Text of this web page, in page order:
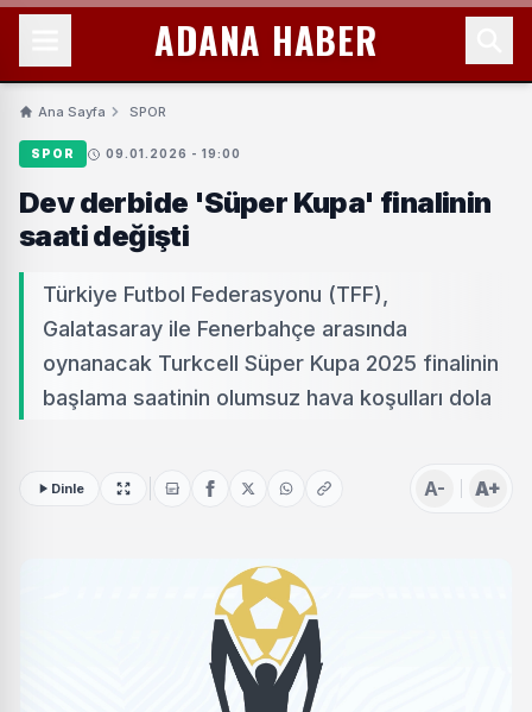
ADANA HABER
Ana Sayfa SPOR
SPOR 09.01.2026 - 19:00
Dev derbide 'Süper Kupa' finalinin
saati değişti
Türkiye Futbol Federasyonu (TFF),
Galatasaray ile Fenerbahçe arasında
oynanacak Turkcell Süper Kupa 2025 finalinin
başlama saatinin olumsuz hava koşulları dola
Dinle A- A+